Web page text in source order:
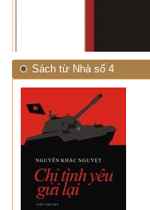
Sách từ Nhà số 4